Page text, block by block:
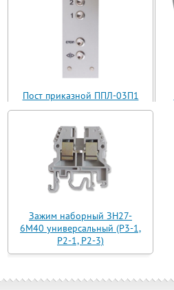
Пост приказной ППЛ-03П1
(ППЛ11-03)
Зажим наборный ЗН27-
6М40 универсальный (Р3-1,
Р2-1, Р2-3)